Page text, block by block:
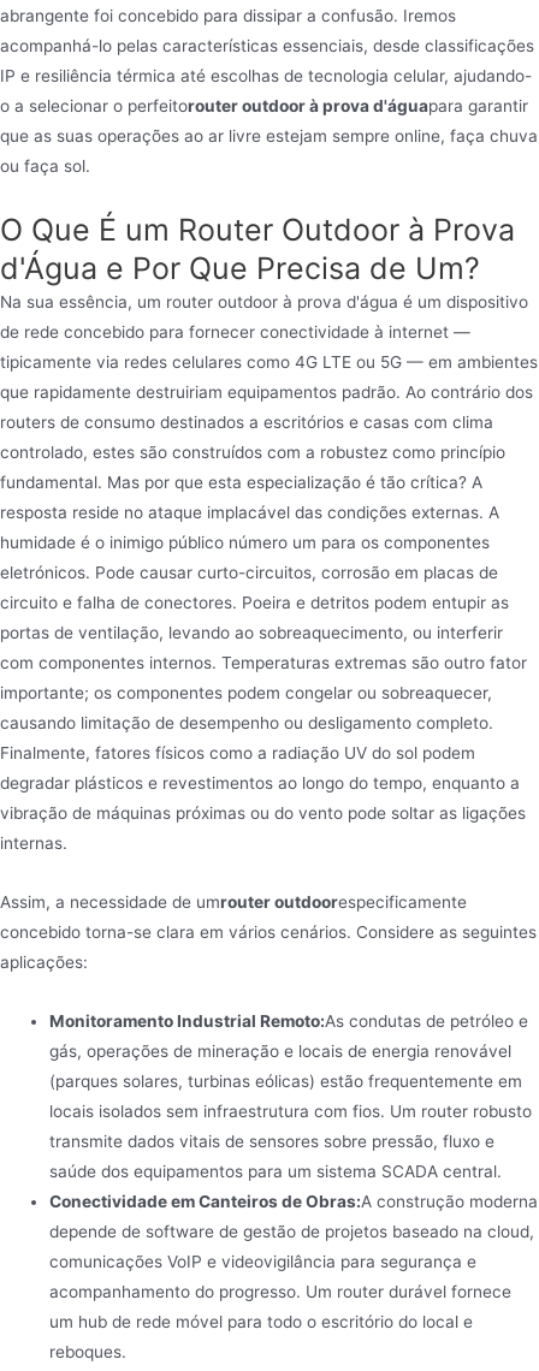
abrangente foi concebido para dissipar a confusão. Iremos
acompanhá-lo pelas características essenciais, desde classificações
IP e resiliência térmica até escolhas de tecnologia celular, ajudando-
o a selecionar o perfeitorouter outdoor à prova d'águapara garantir
que as suas operações ao ar livre estejam sempre online, faça chuva
ou faça sol.
O Que É um Router Outdoor à Prova
d'Água e Por Que Precisa de Um?
Na sua essência, um router outdoor à prova d'água é um dispositivo
de rede concebido para fornecer conectividade à internet —
tipicamente via redes celulares como 4G LTE ou 5G — em ambientes
que rapidamente destruiriam equipamentos padrão. Ao contrário dos
routers de consumo destinados a escritórios e casas com clima
controlado, estes são construídos com a robustez como princípio
fundamental. Mas por que esta especialização é tão crítica? A
resposta reside no ataque implacável das condições externas. A
humidade é o inimigo público número um para os componentes
eletrónicos. Pode causar curto-circuitos, corrosão em placas de
circuito e falha de conectores. Poeira e detritos podem entupir as
portas de ventilação, levando ao sobreaquecimento, ou interferir
com componentes internos. Temperaturas extremas são outro fator
importante; os componentes podem congelar ou sobreaquecer,
causando limitação de desempenho ou desligamento completo.
Finalmente, fatores físicos como a radiação UV do sol podem
degradar plásticos e revestimentos ao longo do tempo, enquanto a
vibração de máquinas próximas ou do vento pode soltar as ligações
internas.
Assim, a necessidade de umrouter outdoorespecificamente
concebido torna-se clara em vários cenários. Considere as seguintes
aplicações:
Monitoramento Industrial Remoto:As condutas de petróleo e
gás, operações de mineração e locais de energia renovável
(parques solares, turbinas eólicas) estão frequentemente em
locais isolados sem infraestrutura com fios. Um router robusto
transmite dados vitais de sensores sobre pressão, fluxo e
saúde dos equipamentos para um sistema SCADA central.
Conectividade em Canteiros de Obras:A construção moderna
depende de software de gestão de projetos baseado na cloud,
comunicações VoIP e videovigilância para segurança e
acompanhamento do progresso. Um router durável fornece
um hub de rede móvel para todo o escritório do local e
reboques.